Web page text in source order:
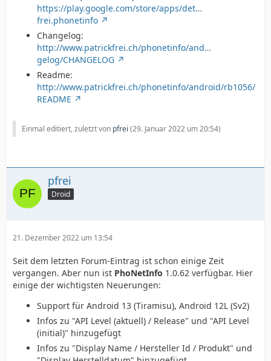
https://play.google.com/store/apps/det…
frei.phonetinfo
Changelog:
http://www.patrickfrei.ch/phonetinfo/and…
gelog/CHANGELOG
Readme:
http://www.patrickfrei.ch/phonetinfo/android/rb1056/
README
Einmal editiert, zuletzt von pfrei (29. Januar 2022 um 20:54)
pfrei
Droid
21. Dezember 2022 um 13:54
Seit dem letzten Forum-Eintrag ist schon einige Zeit
vergangen. Aber nun ist PhoNetInfo 1.0.62 verfügbar. Hier
einige der wichtigsten Neuerungen:
Support für Android 13 (Tiramisu), Android 12L (Sv2)
Infos zu "API Level (aktuell) / Release" und "API Level
(initial)" hinzugefügt
Infos zu "Display Name / Hersteller Id / Produkt" und